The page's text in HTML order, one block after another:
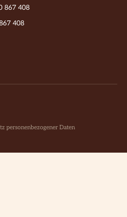
867 408
408
personenbezogener Daten